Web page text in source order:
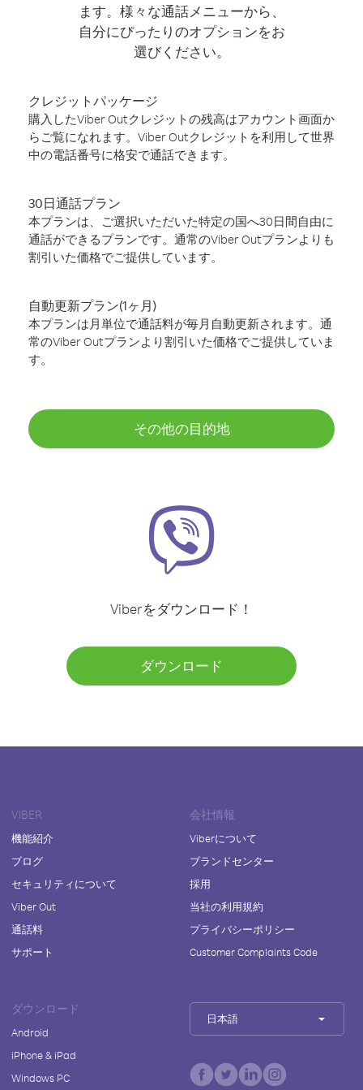
ます。様々な通話メニューから、
自分にぴったりのオプションをお
選びください。
クレジットパッケージ
購入したViber Outクレジットの残高はアカウント画面か
らご覧になれます。Viber Outクレジットを利用して世界
中の電話番号に格安で通話できます。
30日通話プラン
本プランは、ご選択いただいた特定の国へ30日間自由に
通話ができるプランです。通常のViber Outプランよりも
割引いた価格でご提供しています。
自動更新プラン(1ヶ月)
本プランは月単位で通話料が毎月自動更新されます。通
常のViber Outプランより割引いた価格でご提供していま
す。
その他の目的地
Viberをダウンロード！
ダウンロード
VIBER
機能紹介
ブログ
セキュリティについて
Viber Out
通話料
サポート
会社情報
Viberについて
ブランドセンター
採用
当社の利用規約
プライバシーポリシー
Customer Complaints Code
ダウンロード
Android
iPhone & iPad
Windows PC
日本語